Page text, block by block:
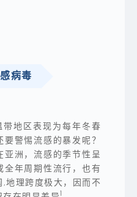
病毒
跑
赢
五
月
雨，
终
于
来
到
带地区表现为每年冬春
警惕流感的暴发呢？
亚洲，流感的季节性呈
全年周期性流行，也有
地理跨度极大，因而不
1